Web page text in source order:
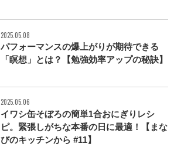
2025.05.08
パフォーマンスの爆上がりが期待できる
「瞑想」とは？【勉強効率アップの秘訣】
2025.05.06
イワシ缶そぼろの簡単1合おにぎりレシ
ピ。緊張しがちな本番の日に最適！【まな
びのキッチンから #11】